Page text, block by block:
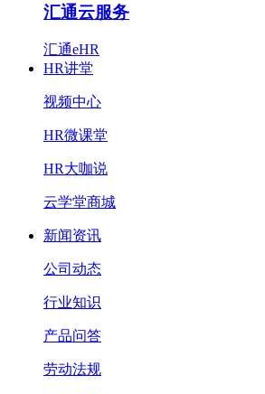
汇通云服务
汇通eHR
HR讲堂
视频中心
HR微课堂
HR大咖说
云学堂商城
新闻资讯
公司动态
行业知识
产品问答
劳动法规